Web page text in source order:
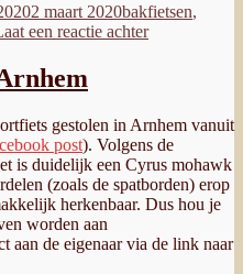
2 maart 2020bakfietsen,
een reactie achterop
gestolen in Arnhem vanuit
post). Volgens de
is duidelijk een Cyrus mohawk
(zoals de spatborden) erop
herkenbaar. Dus hou je
worden aan
aan de eigenaar via de link naar